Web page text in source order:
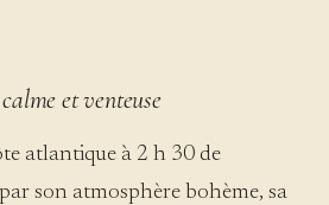
et venteuse
atlantique à 2 h 30 de
son atmosphère bohème, sa